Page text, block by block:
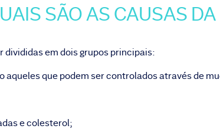
SÃO AS CAUSAS
divididas em dois grupos principais:
aqueles que podem ser controlados através de
e colesterol;